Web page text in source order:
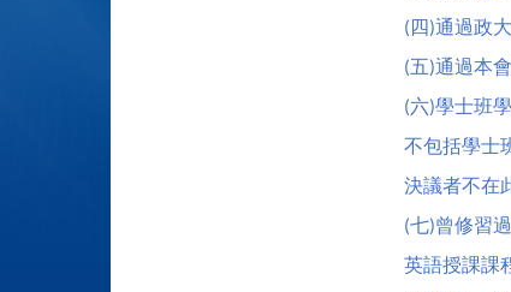
( 四)通過政
(五)通過本
(六)學士班
不包括學士
決議者不在
(七)曾修習
英語授課課